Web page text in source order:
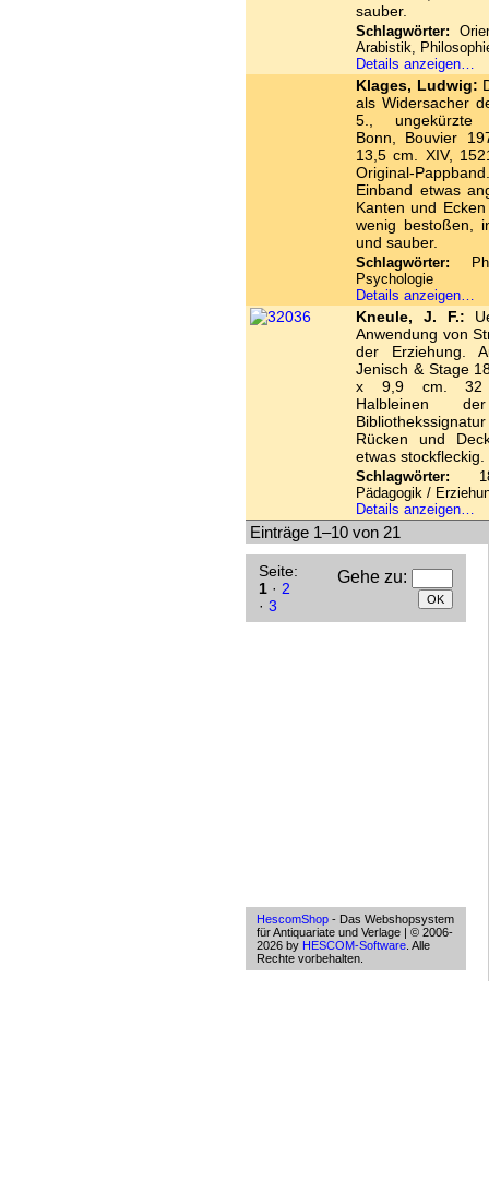
sauber.
Schlagwörter:
Arabistik,
Details anzeigen…
Klages, Ludwig:
als Widersacher
5., ungekürzte
Bonn, Bouvier
13,5 cm. XIV,
Original-Pappband.
Einband etwas
Kanten und
wenig bestoßen,
und sauber.
Schlagwörter:
Psychologie
Details anzeigen…
Kneule, J. F.:
Anwendung von
der Erziehung.
Jenisch & Stage
x 9,9 cm. 32
Halbleinen
Rücken und
etwas stockfleckig.
Schlagwörter:
Pädagogik /
Details anzeigen…
Einträge 1–10 von 21
Seite:
1 · 2
· 3
Gehe zu:
HescomShop - Das Webshopsystem
für Antiquariate und Verlage | © 2006-
2026 by HESCOM-Software . Alle
Rechte vorbehalten.